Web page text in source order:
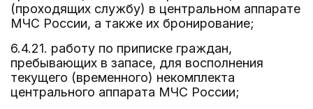
(проходящих службу) в центральном аппарате
МЧС России, а также их бронирование;
6.4.21. работу по приписке граждан,
пребывающих в запасе, для восполнения
текущего (временного) некомплекта
центрального аппарата МЧС России;